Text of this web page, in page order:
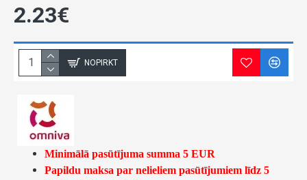
2.23€
NOPIRKT
Minimālā pasūtījuma summa 5 EUR
Papildu maksa par nelieliem pasūtījumiem līdz 5